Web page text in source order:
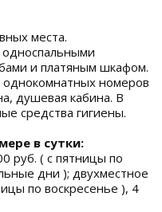
места.
и платяным шкафом.
номеров
душевая кабина. В
средства гигиены.
в сутки:
руб. ( с пятницы по
дни ); двухместное
по воскресенье ), 4